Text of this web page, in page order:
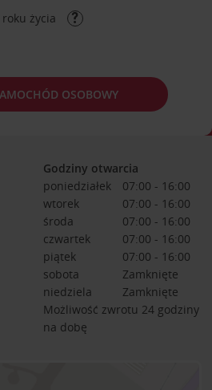
życia
OSOBOWY
Godziny otwarcia
poniedziałek
07:00 - 16:00
wtorek
07:00 - 16:00
środa
07:00 - 16:00
czwartek
07:00 - 16:00
piątek
07:00 - 16:00
sobota
Zamknięte
niedziela
Zamknięte
Możliwość zwrotu 24 godziny
na dobę